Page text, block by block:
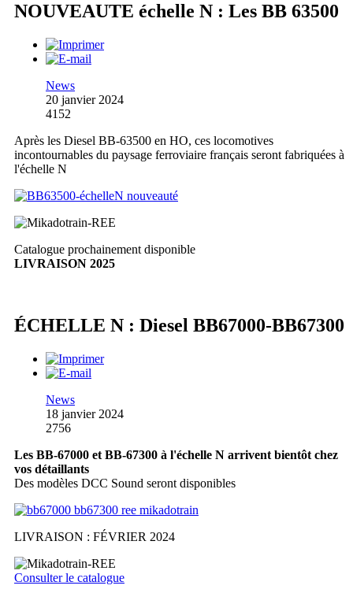
NOUVEAUTE échelle N : Les BB 63500
News
20 janvier 2024
4152
Après les Diesel BB-63500 en HO, ces locomotives
incontournables du paysage ferroviaire français seront fabriquées à
l'échelle N
Catalogue prochainement disponible
LIVRAISON 2025
ÉCHELLE N : Diesel BB67000-BB67300
News
18 janvier 2024
2756
Les BB-67000 et BB-67300 à l'échelle N arrivent bientôt chez
vos détaillants
Des modèles DCC Sound seront disponibles
LIVRAISON : FÉVRIER 2024
Consulter le catalogue